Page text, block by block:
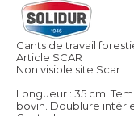
Gants de travail
Article SCAR
Non visible site Scar
Longueur : 35 cm.
bovin. Doublure